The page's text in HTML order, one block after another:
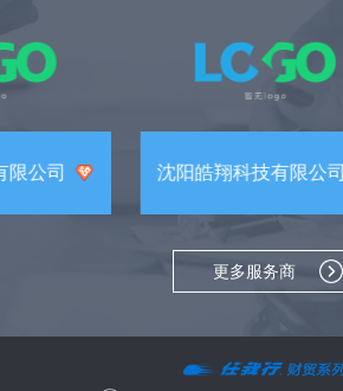
限公司 沈阳皓翔科技有限公司
更多服务商